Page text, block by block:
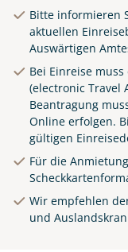
Bitte informieren
aktuellen
Auswärtigen
Bei Einreise
(electronic Travel
Beantragung
Online erfolgen.
gültigen
Für die
Wir empfehlen
und